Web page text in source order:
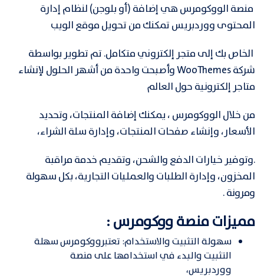
منصة الووكومرس هي إضافة (أو بلوجن) لنظام إدارة
المحتوى ووردبريس تمكنك من تحويل موقع الويب
الخاص بك إلى متجر إلكتروني متكامل. تم تطوير بواسطة
شركة WooThemes وأصبحت واحدة من أشهر
الحلول لإنشاء
متاجر إلكترونية حول العالم
من خلال الووكومرس ، يمكنك إضافة المنتجات، وتحديد
الأسعار، وإنشاء صفحات المنتجات، وإدارة سلة الشراء،
.وتوفير خيارات الدفع والشحن، وتقديم خدمة مراقبة
المخزون، وإدارة الطلبات والعمليات التجارية، بكل سهولة
ومرونة .
مميزات منصة ووكومرس :
سهولة التثبيت والاستخدام: تعتبرووكومرس سهلة
التثبيت والبدء في استخدامها على منصة
ووردبريس،